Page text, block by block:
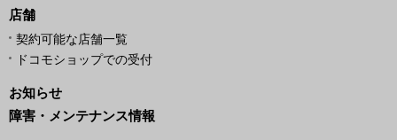
店舗
契約可能な店舗一覧
ドコモショップでの受付
お知らせ
障害・メンテナンス情報